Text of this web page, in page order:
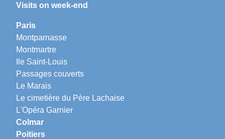
Visits on week-end
Paris
Montparnasse
Montmartre
Ile Saint-Louis
Passages couverts
Le Marais
Le cimetière du Père Lachaise
L'Opéra Garnier
Colmar
Poitiers